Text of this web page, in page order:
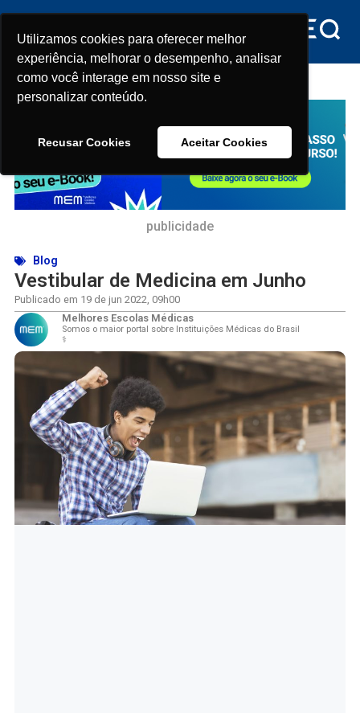
Utilizamos cookies para oferecer melhor
experiência, melhorar o desempenho, analisar
como você interage em nosso site e
personalizar conteúdo.
Recusar Cookies Aceitar Cookies
Utilizamos cookies para oferecer melhor
experiência, melhorar o desempenho, analisar
como você interage em nosso site e
personalizar conteúdo.
Recusar Cookies Aceitar Cookies
Vestibular de Medicina em Junho
publicidade
Blog
Vestibular de Medicina em Junho
Publicado em 19 de jun 2022, 09h00
Melhores Escolas Médicas
Somos o maior portal sobre Instituições Médicas do Brasil
⚕️